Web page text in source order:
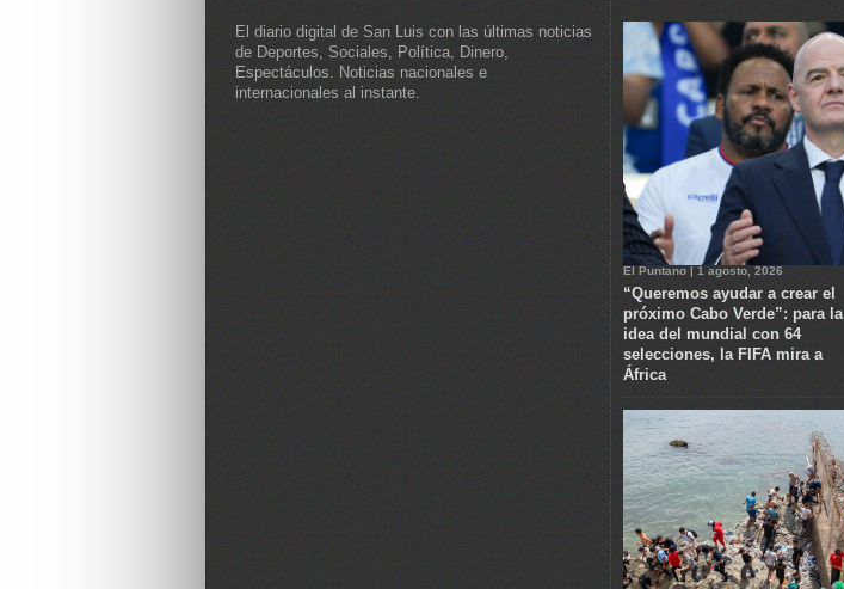
El diario digital de San Luis con las últimas noticias
de Deportes, Sociales, Política, Dinero,
Espectáculos. Noticias nacionales e
internacionales al instante.
El Puntano | 1 agosto, 2026
“Queremos ayudar a crear el
próximo Cabo Verde”: para la
idea del mundial con 64
selecciones, la FIFA mira a
África